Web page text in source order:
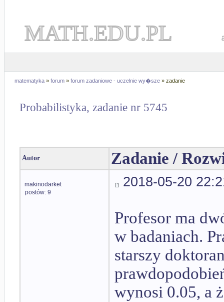
MATH.EDU.PL
matematyka » forum » forum zadaniowe - uczelnie wy�sze » zadanie
Probabilistyka, zadanie nr 5745
Autor Zadanie /
makinodarket
postów: 9
2018-05-20
Profesor ma
w badaniach.
starszy
wynosi 0.05, a